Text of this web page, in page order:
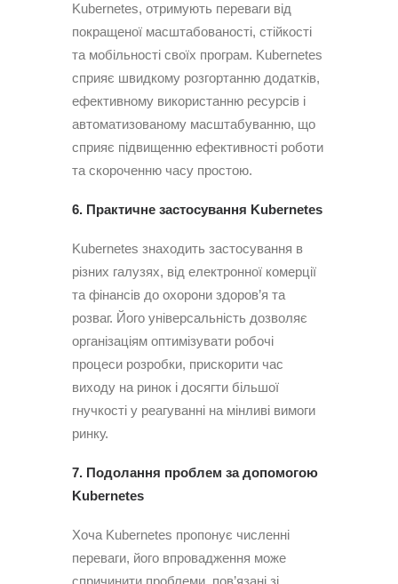
Kubernetes, отримують переваги від
покращеної масштабованості, стійкості
та мобільності своїх програм. Kubernetes
сприяє швидкому розгортанню додатків,
ефективному використанню ресурсів і
автоматизованому масштабуванню, що
сприяє підвищенню ефективності роботи
та скороченню часу простою.
6. Практичне застосування Kubernetes
Kubernetes знаходить застосування в
різних галузях, від електронної комерції
та фінансів до охорони здоров’я та
розваг. Його універсальність дозволяє
організаціям оптимізувати робочі
процеси розробки, прискорити час
виходу на ринок і досягти більшої
гнучкості у реагуванні на мінливі вимоги
ринку.
7. Подолання проблем за допомогою
Kubernetes
Хоча Kubernetes пропонує численні
переваги, його впровадження може
спричинити проблеми, пов’язані зі